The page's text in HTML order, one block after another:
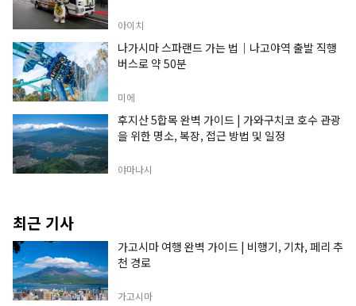
아이치
나가시마 스파랜드 가는 법｜나고야역 출발 직행
버스로 약 50분
미에
후지산 5합목 완벽 가이드 | 가와구치코 호수 관광
을 위한 명소, 복장, 접근 방법 및 일정
야마나시
최근 기사
가고시마 여행 완벽 가이드 | 비행기, 기차, 페리 추
천 경로
가고시마